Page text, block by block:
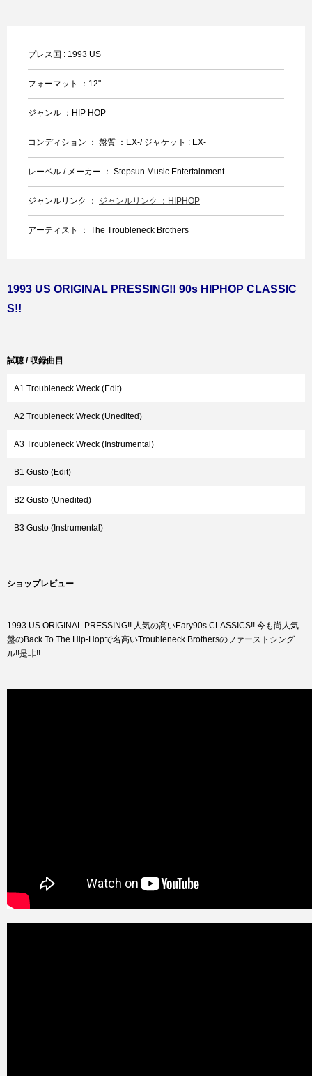
プレス国 : 1993 US
フォーマット ：12"
ジャンル ：HIP HOP
コンディション ： 盤質 ：EX-/ ジャケット : EX-
レーベル / メーカー ： Stepsun Music Entertainment
ジャンルリンク ： ジャンルリンク ：HIPHOP
アーティスト ： The Troubleneck Brothers
1993 US ORIGINAL PRESSING!! 90s HIPHOP CLASSIC
S!!
試聴 / 収録曲目
A1 Troubleneck Wreck (Edit)
A2 Troubleneck Wreck (Unedited)
A3 Troubleneck Wreck (Instrumental)
B1 Gusto (Edit)
B2 Gusto (Unedited)
B3 Gusto (Instrumental)
ショップレビュー
1993 US ORIGINAL PRESSING!! 人気の高いEary90s CLASSICS!! 今も尚人気
盤のBack To The Hip-Hopで名高いTroubleneck Brothersのファーストシング
ル!!是非!!